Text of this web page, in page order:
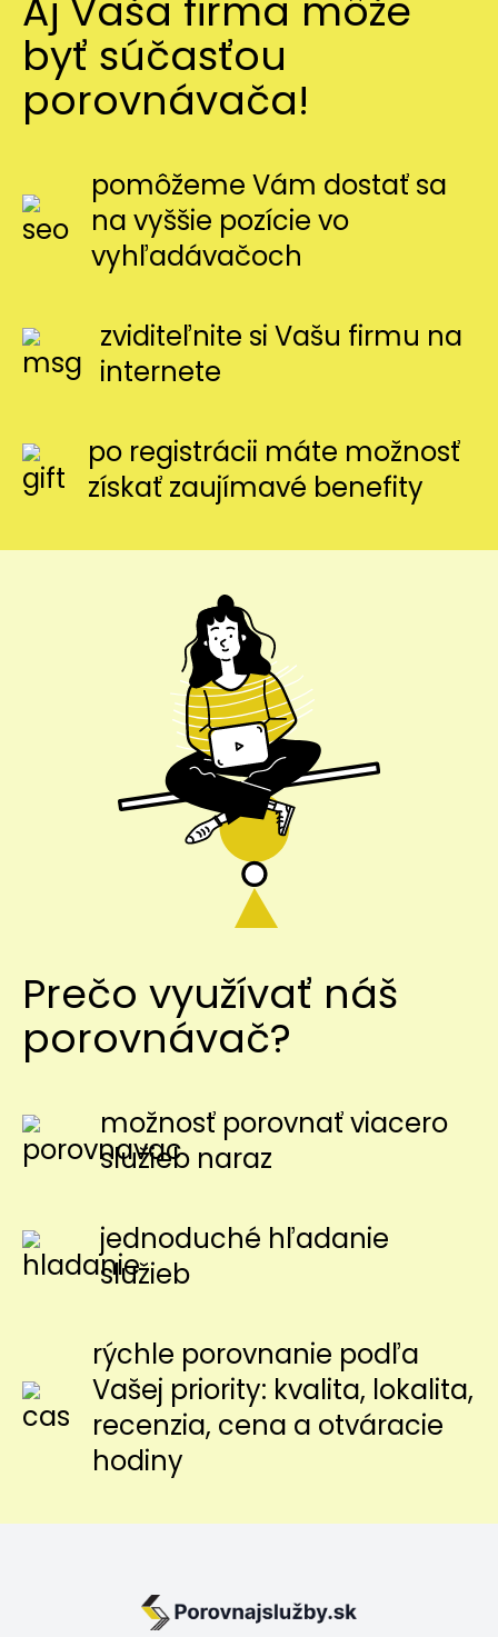
Aj Vaša firma môže
byť súčasťou
porovnávača!
pomôžeme Vám dostať sa
na vyššie pozície vo
vyhľadávačoch
zviditeľnite si Vašu firmu na
internete
po registrácii máte možnosť
získať zaujímavé benefity
Prečo využívať náš
porovnávač?
možnosť porovnať viacero
služieb naraz
jednoduché hľadanie
služieb
rýchle porovnanie podľa
Vašej priority: kvalita, lokalita,
recenzia, cena a otváracie
hodiny